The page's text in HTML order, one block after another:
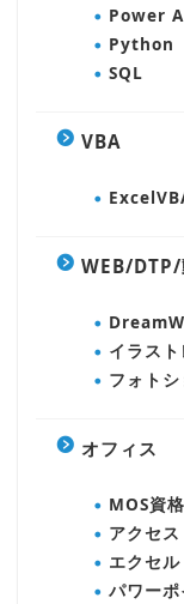
Power
Python
SQL
VBA
WEB/DTP/
イラス
フォト
オフィス
MOS資格
アクセス
エクセル
パワーポ